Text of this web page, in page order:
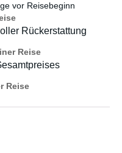
vor Reisebeginn
Rückerstattung
Reise
Reise